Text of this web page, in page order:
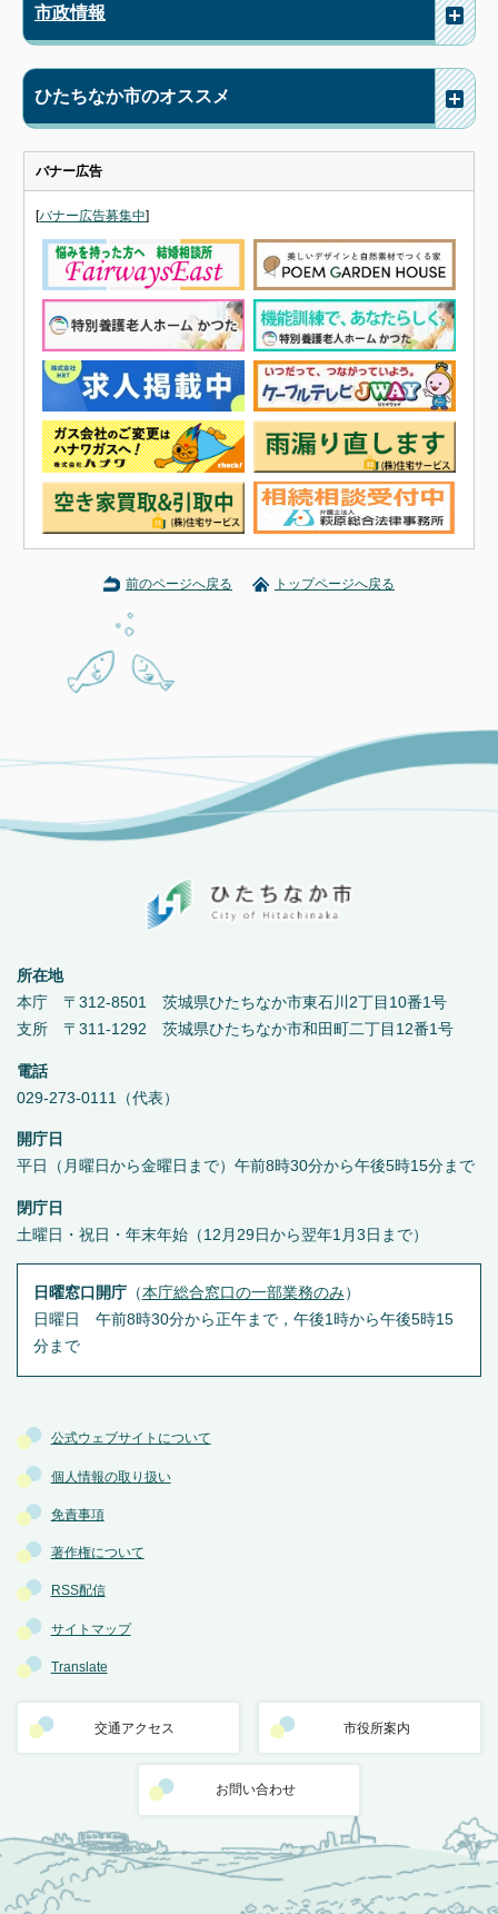
市政情報
ひたちなか市のオススメ
バナー広告
[バナー広告募集中]
前のページへ戻る トップページへ戻る
公式ウェブサイトについて
個人情報の取り扱い
免責事項
著作権について
RSS配信
サイトマップ
Translate
交通アクセス 市役所案内
お問い合わせ
所在地
本庁 〒312-8501 茨城県ひたちなか市東石川2丁目10番1号
支所 〒311-1292 茨城県ひたちなか市和田町二丁目12番1号
電話
029-273-0111（代表）
開庁日
平日（月曜日から金曜日まで）午前8時30分から午後5時15分まで
閉庁日
土曜日・祝日・年末年始（12月29日から翌年1月3日まで）
日曜窓口開庁（本庁総合窓口の一部業務のみ ）
日曜日 午前8時30分から正午まで，午後1時から午後5時15
分まで